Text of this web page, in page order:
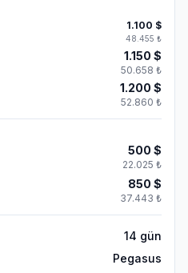
1.100 $
48.455 ₺
1.150 $
50.658 ₺
1.200 $
52.860 ₺
500 $
22.025 ₺
850 $
37.443 ₺
14 gün
Pegasus